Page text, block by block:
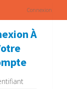
Connexion
À